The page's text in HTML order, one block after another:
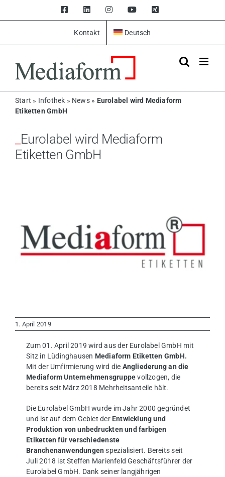
FacebookLinkedInInstagramYouTubeXing
Kontakt Deutsch
Start » Infothek » News» Eurolabel wird Mediaform
Etiketten GmbH
Eurolabel wird Mediaform
Etiketten GmbH
1. April 2019
Zum 01. April 2019 wird aus der Eurolabel GmbH mit
Sitz in Lüdinghausen Mediaform Etiketten GmbH.
Mit der Umfirmierung wird die Angliederung an die
Mediaform Unternehmensgruppevollzogen, die
bereits seit März 2018 Mehrheitsanteile hält.
Die Eurolabel GmbH wurde im Jahr 2000 gegründet
und ist auf dem Gebiet der Entwicklung und
Produktion von unbedruckten und farbigen
Etiketten für verschiedenste
Branchenanwendungen spezialisiert. Bereits seit
Juli 2018 ist Steffen Marienfeld Geschäftsführer der
Eurolabel GmbH. Dank seiner langjährigen